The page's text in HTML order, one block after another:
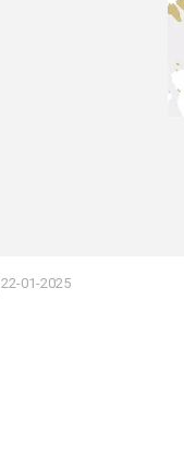
22-01-2025